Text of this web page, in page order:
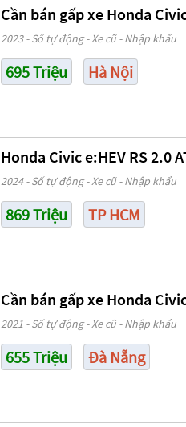
Cần bán gấp xe Honda
2023 - Số tự động - Xe cũ - Nhập khẩu
695 Triệu Hà Nội
Honda Civic e:HEV RS 2.0
2024 - Số tự động - Xe cũ - Nhập khẩu
869 Triệu TP HCM
Cần bán gấp xe Honda
2021 - Số tự động - Xe cũ - Nhập khẩu
655 Triệu Đà Nẵng